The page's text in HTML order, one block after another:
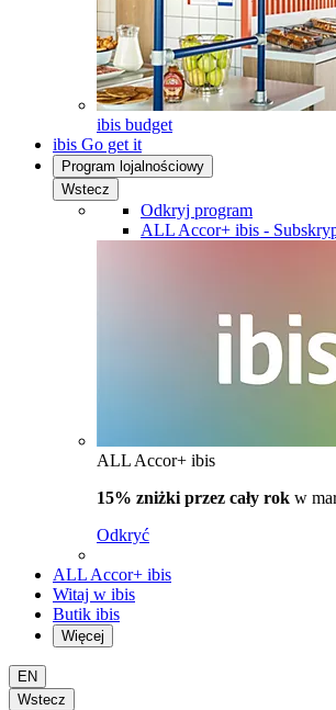
ibis budget
ibis Go get it
Program lojalnościowy
Wstecz
Odkryj program
ALL Accor+ ibis -
ALL Accor+ ibis
15% zniżki przez cały rok w
Odkryć
ALL Accor+ ibis
Witaj w ibis
Butik ibis
Więcej
EN
Wstecz